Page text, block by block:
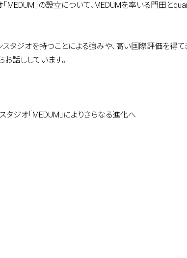
what we do
projects
「MEDUM」の設立について、MEDUMを率いる門田と
タジオを持つことによる強みや、高い国際評価を得
話ししています。
タジオ「MEDUM」によりさらなる進化へ